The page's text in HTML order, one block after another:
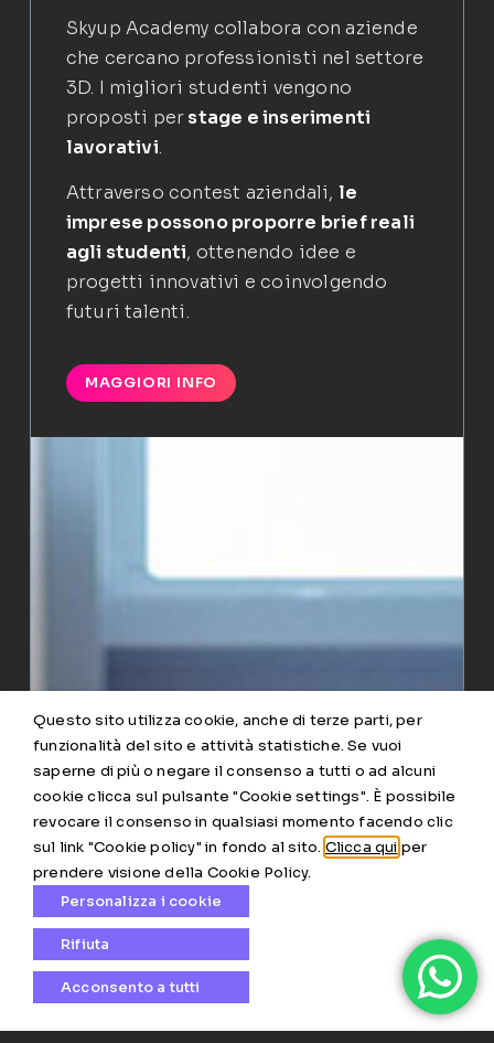
Skyup Academy collabora con aziende
che cercano professionisti nel settore
3D. I migliori studenti vengono
proposti perstage e inserimenti
lavorativi.
Attraverso contest aziendali, le
imprese possono proporre brief reali
agli studenti, ottenendo idee e
progetti innovativi e coinvolgendo
futuri talenti.
MAGGIORI INFO
Questo sito utilizza cookie, anche di terze parti, per
funzionalità del sito e attività statistiche. Se vuoi
saperne di più o negare il consenso a tutti o ad alcuni
cookie clicca sul pulsante "Cookie settings". È possibile
revocare il consenso in qualsiasi momento facendo clic
sul link "Cookie policy" in fondo al sito. Clicca qui per
prendere visione della Cookie Policy.
Personalizza i cookie
Rifiuta
Acconsento a tutti